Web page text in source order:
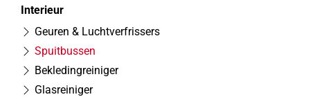
Interieur
Geuren & Luchtverfrissers
Spuitbussen
Bekledingreiniger
Glasreiniger